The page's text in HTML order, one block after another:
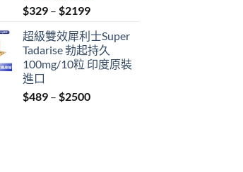
$329 – $2199Price
$329
through
$2199
超級雙效犀利士Super
Tadarise 勃起持久
100mg/10粒 印度原裝
進口
$489 – $2500Price